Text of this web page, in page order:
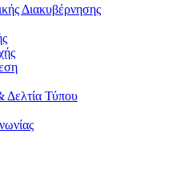
Διακυβέρνησης
Δελτία Τύπου